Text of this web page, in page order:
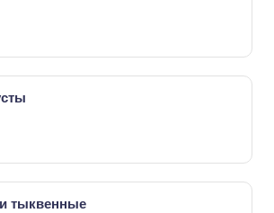
тыквенные